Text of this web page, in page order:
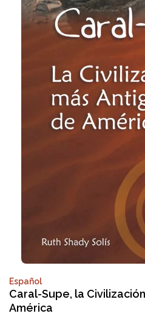
Español
Caral-Supe, la
América